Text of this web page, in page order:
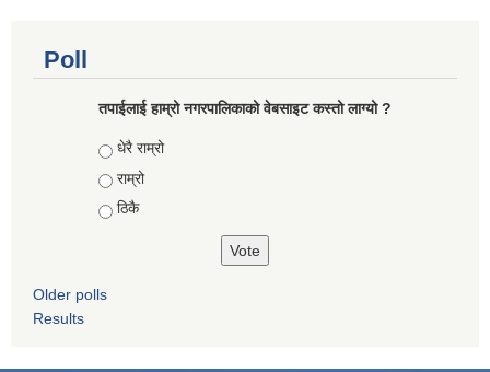
Poll
तपाईलाई हाम्रो नगरपालिकाको वेबसाइट कस्तो लाग्यो ?
Choices
धेरै राम्रो
राम्रो
ठिकै
Older polls
Results